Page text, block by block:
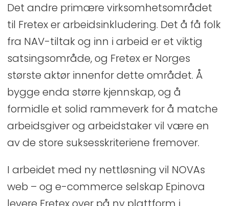
Det andre primære virksomhetsområdet
til Fretex er arbeidsinkludering. Det å få folk
fra NAV-tiltak og inn i arbeid er et viktig
satsingsområde, og Fretex er Norges
største aktør innenfor dette området. Å
bygge enda større kjennskap, og å
formidle et solid rammeverk for å matche
arbeidsgiver og arbeidstaker vil være en
av de store suksesskriteriene fremover.
I arbeidet med ny nettløsning vil NOVAs
web – og e-commerce selskap Epinova